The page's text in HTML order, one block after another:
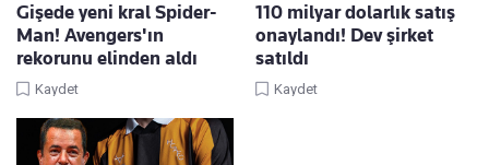
Gişede yeni kral Spider-
Man! Avengers'ın
rekorunu elinden aldı
Kaydet
110 milyar dolarlık satış
onaylandı! Dev şirket
satıldı
Kaydet